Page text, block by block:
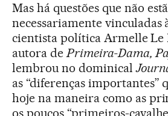
Mas há questões que não
necessariamente vinculadas
cientista política Armelle Le
autora dePrimeira-Dama,
lembrou no dominical
as “diferenças importantes”
hoje na maneira como as
os poucos “primeiros-